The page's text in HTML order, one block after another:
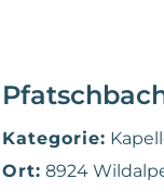
Kategorie:
Ort: 8924